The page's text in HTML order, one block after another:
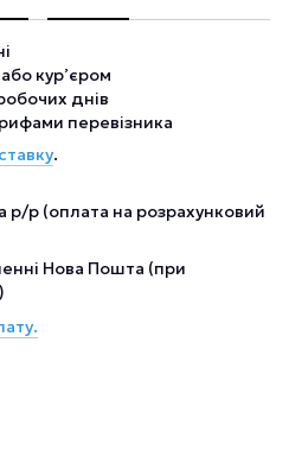
кур’єром
днів
перевізника
.
р/р (оплата на розрахунковий
Нова Пошта (при